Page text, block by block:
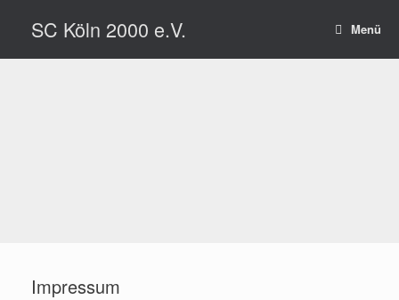
springenSC Köln 2000 e.V. Menü
Impressum